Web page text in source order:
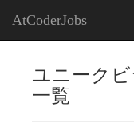
AtCoderJobs
ユニーク
一覧